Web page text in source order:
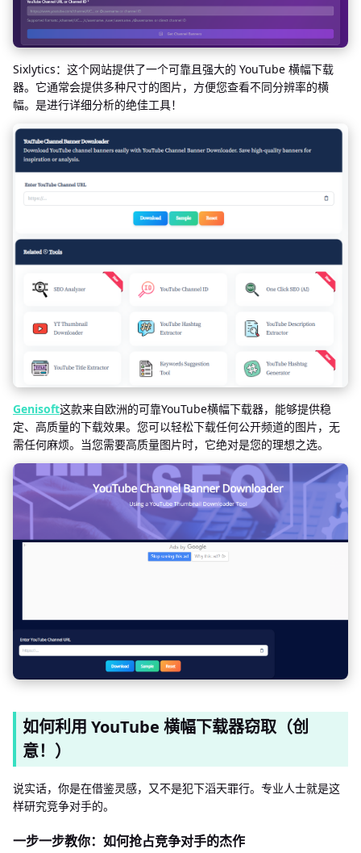
Sixlytics：这个网站提供了一个可靠且强大的 YouTube 横幅下载
器。它通常会提供多种尺寸的图片，方便您查看不同分辨率的横
幅。是进行详细分析的绝佳工具！
Genisoft这款来自欧洲的可靠YouTube横幅下载器，能够提供稳
定、高质量的下载效果。您可以轻松下载任何公开频道的图片，无
需任何麻烦。当您需要高质量图片时，它绝对是您的理想之选。
如何利用 YouTube 横幅下载器窃取（创
意！）
说实话，你是在借鉴灵感，又不是犯下滔天罪行。专业人士就是这
样研究竞争对手的。
一步一步教你：如何抢占竞争对手的杰作